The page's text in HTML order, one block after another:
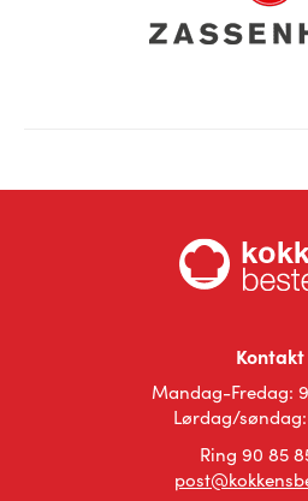
Kontakt
Mandag-Fredag:
Lørdag/
Ring 90 85